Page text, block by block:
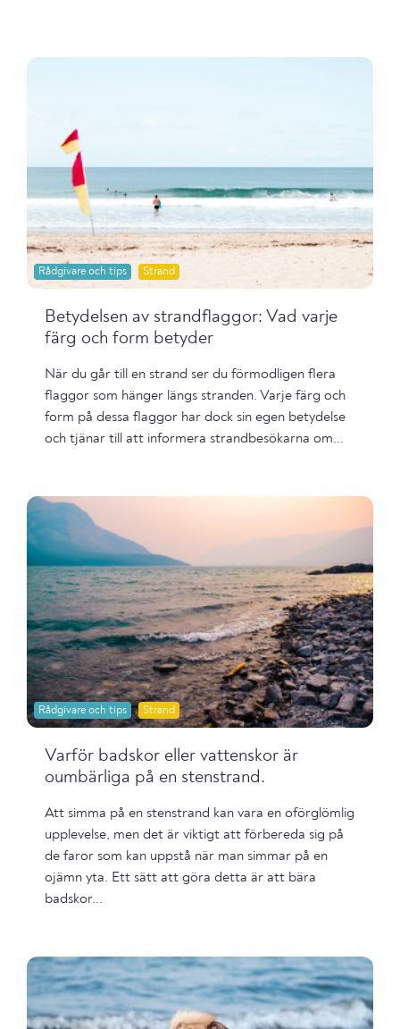
Rådgivare och tips Strand
Betydelsen av strandflaggor: Vad varje
färg och form betyder
När du går till en strand ser du förmodligen flera
flaggor som hänger längs stranden. Varje färg och
form på dessa flaggor har dock sin egen betydelse
och tjänar till att informera strandbesökarna om...
Rådgivare och tips Strand
Varför badskor eller vattenskor är
oumbärliga på en stenstrand.
Att simma på en stenstrand kan vara en oförglömlig
upplevelse, men det är viktigt att förbereda sig på
de faror som kan uppstå när man simmar på en
ojämn yta. Ett sätt att göra detta är att bära
badskor...